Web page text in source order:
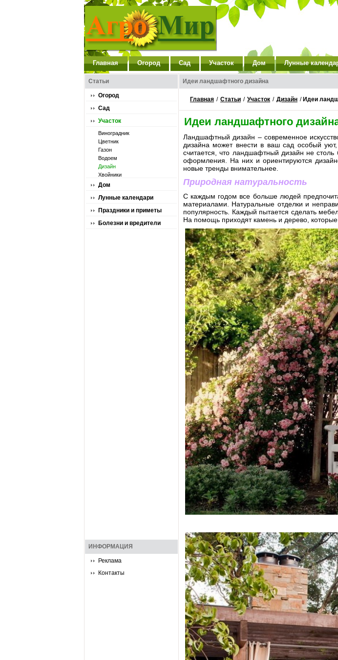
Главная Огород Сад Участок Дом Лунные
Статьи
Огород
Сад
Участок
Виноградник
Цветник
Газон
Водоем
Дизайн
Хвойники
Дом
Лунные календари
Праздники и приметы
Болезни и вредители
ИНФОРМАЦИЯ
Реклама
Контакты
Идеи ландшафтного дизайна
Главная / Статьи / Участок / Дизайн / Идеи
Идеи ландшафтного
Ландшафтный дизайн – современное
дизайна может внести в ваш сад особый
считается, что ландшафтный дизайн не
оформления. На них и ориентируются
новые тренды внимательнее.
Природная натуральность
С каждым годом все больше людей
материалами. Натуральные отделки и
популярность. Каждый пытается сделать
На помощь приходят камень и дерево, которые